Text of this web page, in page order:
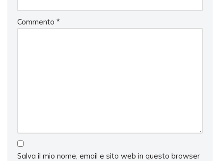
Commento *
Salva il mio nome, email e sito web in questo browser